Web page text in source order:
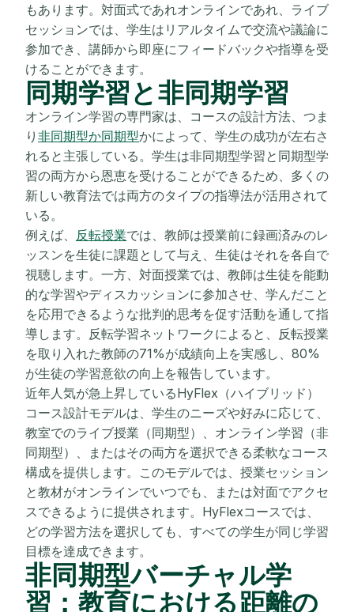
もあります。対面式であれオンラインであれ、ライブ
セッションでは、学生はリアルタイムで交流や議論に
参加でき、講師から即座にフィードバックや指導を受
けることができます。
同期学習と非同期学習
オンライン学習の専門家は、 コースの設計方法、つま
り 非同期型か同期型かによって、 学生の成功が左右さ
れると主張している。学生は非同期型学習と同期型学
習の両方から恩恵を受けることができるため、多くの
新しい教育法では両方のタイプの指導法が活用されて
いる。
例えば、 反転授業では 、教師は授業前に録画済みのレ
ッスンを生徒に課題として与え、生徒はそれを各自で
視聴します。一方、対面授業では、教師は生徒を能動
的な学習やディスカッションに参加させ、学んだこと
を応用できるような批判的思考を促す活動を通して指
導します。反転学習ネットワークによると、反転授業
を取り入れた教師の71%が成績向上を実感し、80%
が生徒の学習意欲の向上を報告しています。
近年人気が急上昇しているHyFlex（ハイブリッド）
コース設計モデルは、学生のニーズや好みに応じて、
教室でのライブ授業（同期型）、オンライン学習（非
同期型）、またはその両方を選択できる柔軟なコース
構成を提供します。このモデルでは、授業セッション
と教材がオンラインでいつでも、または対面でアクセ
スできるように提供されます。HyFlexコースでは、
どの学習方法を選択しても、すべての学生が同じ学習
目標を達成できます。
非同期型バーチャル学
習：教育における距離の